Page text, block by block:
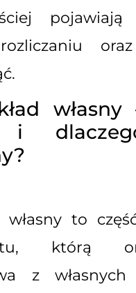
i
własny to
którą
z własnych